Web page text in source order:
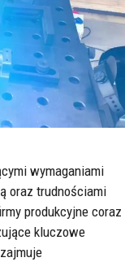
wymaganiami
oraz trudnościami
produkcyjne coraz
kluczowe